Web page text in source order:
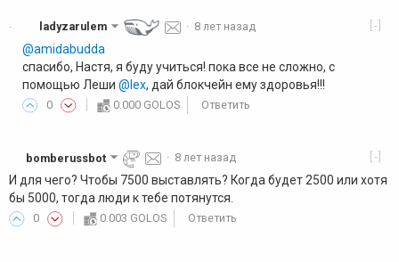
· [-]
ladyzarulem · 8 лет назад
@amidabudda
спасибо, Настя, я буду учиться! пока все не сложно, с
помощью Леши @lex, дай блокчейн ему здоровья!!!
0 0.000 GOLOS Ответить
[-]
bomberussbot · 8 лет назад
И для чего? Чтобы 7500 выставлять? Когда будет 2500 или хотя
бы 5000, тогда люди к тебе потянутся.
0 0.003 GOLOS Ответить